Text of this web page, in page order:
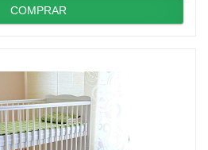
COMPRAR